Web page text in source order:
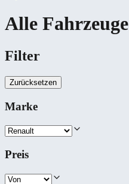
Alle Fahrzeuge
Filter
Zurücksetzen
Marke
Preis